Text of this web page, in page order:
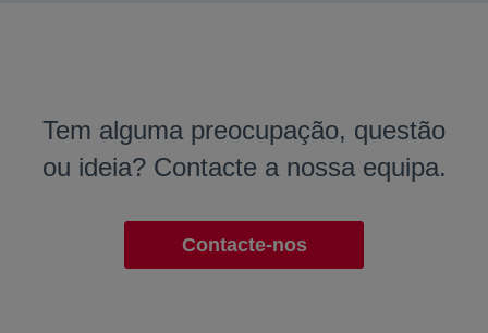
Tem alguma preocupação, questão
ou ideia? Contacte a nossa equipa.
Contacte-nos